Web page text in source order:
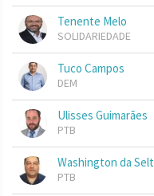
Tenente Melo
SOLIDARIEDADE
Tuco Campos
DEM
Ulisses Guimarães
PTB
Washington da Selt
PTB